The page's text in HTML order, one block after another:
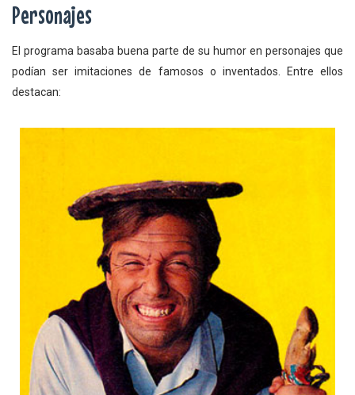
Personajes
El programa basaba buena parte de su humor en personajes que
podían ser imitaciones de famosos o inventados. Entre ellos
destacan: